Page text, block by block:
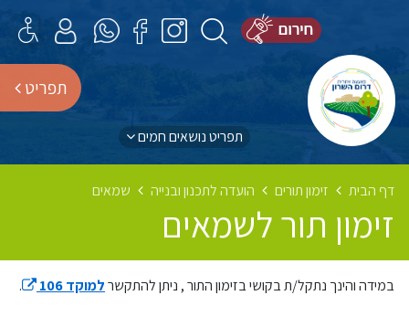
תפריט נושאים חמים
תפריט
דף הבית זימון תורים הועדה לתכנון ובנייה שמאים
זימון תור לשמאים
במידה והינך נתקל/ת בקושי בזימון התור , ניתן להתקשרלמוקד 106 .